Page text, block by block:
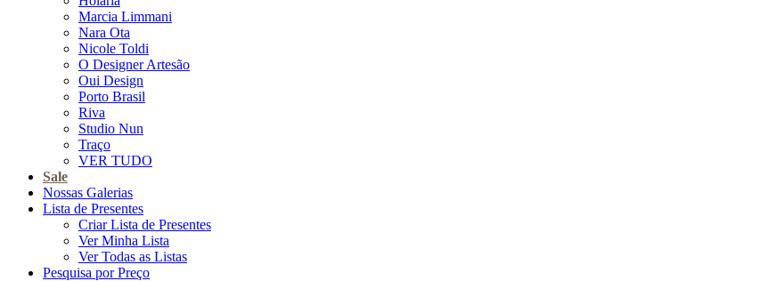
Marcia Limmani
Nara Ota
Nicole Toldi
O Designer Artesão
Oui Design
Porto Brasil
Riva
Studio Nun
Traço
VER TUDO
Sale
Nossas Galerias
Lista de Presentes
Criar Lista de Presentes
Ver Minha Lista
Ver Todas as Listas
Pesquisa por Preço